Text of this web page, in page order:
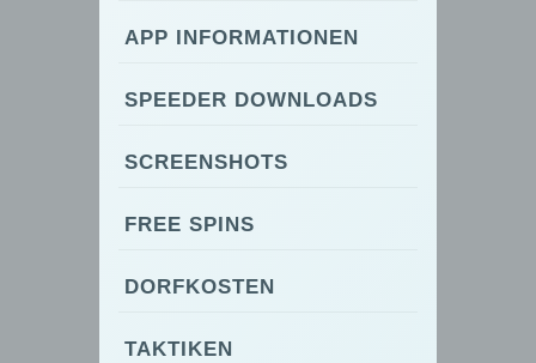
APP INFORMATIONEN
SPEEDER DOWNLOADS
SCREENSHOTS
FREE SPINS
DORFKOSTEN
TAKTIKEN